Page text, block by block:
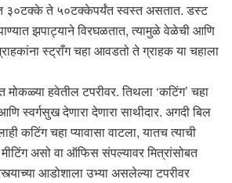
३०टक्के ते ५०टक्केपर्यंत स्वस्त असतात. डस्ट
झपाट्याने विरघळतात, त्यामुळे वेळेची आणि
स्ट्राँग चहा आवडतो ते ग्राहक या चहाला
मोकळ्या हवेतील टपरीवर. तिथला ‘कटिंग’ चहा
स्वर्गसुख देणारा देणारा साथीदार. अगदी बिल
कटिंग चहा प्यावासा वाटला, यातच त्याची
असो वा ऑफिस संपल्यावर मित्रांसोबत
आडोशाला उभ्या असलेल्या टपरीवर